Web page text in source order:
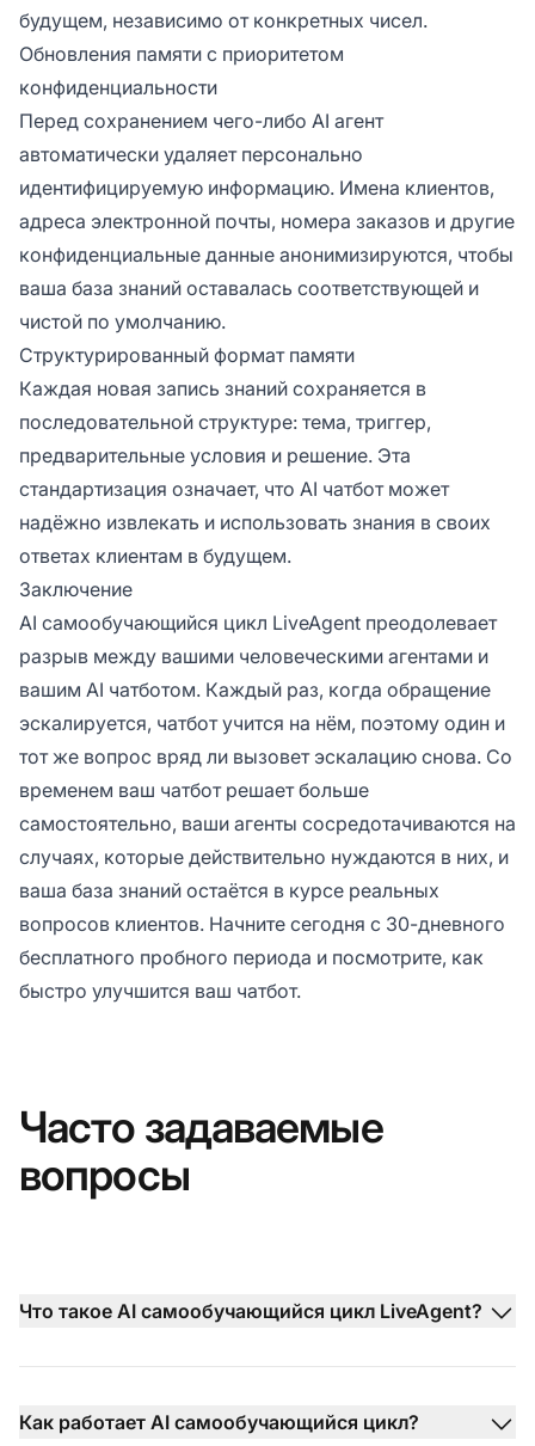
будущем, независимо от конкретных чисел.
Обновления памяти с приоритетом
конфиденциальности
Перед сохранением чего-либо AI агент
автоматически удаляет персонально
идентифицируемую информацию. Имена клиентов,
адреса электронной почты, номера заказов и другие
конфиденциальные данные анонимизируются, чтобы
ваша база знаний оставалась соответствующей и
чистой по умолчанию.
Структурированный формат памяти
Каждая новая запись знаний сохраняется в
последовательной структуре: тема, триггер,
предварительные условия и решение. Эта
стандартизация означает, что AI чатбот может
надёжно извлекать и использовать знания в своих
ответах клиентам в будущем.
Заключение
AI самообучающийся цикл LiveAgent преодолевает
разрыв между вашими человеческими агентами и
вашим AI чатботом. Каждый раз, когда обращение
эскалируется, чатбот учится на нём, поэтому один и
тот же вопрос вряд ли вызовет эскалацию снова. Со
временем ваш чатбот решает больше
самостоятельно, ваши агенты сосредотачиваются на
случаях, которые действительно нуждаются в них, и
ваша база знаний остаётся в курсе реальных
вопросов клиентов. Начните сегодня с 30-дневного
бесплатного пробного периода и посмотрите, как
быстро улучшится ваш чатбот.
Часто задаваемые
вопросы
Что такое AI самообучающийся цикл LiveAgent?
Как работает AI самообучающийся цикл?